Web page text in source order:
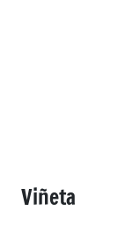
Viñeta